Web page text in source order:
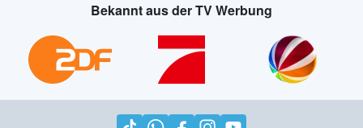
Bekannt aus der TV Werbung